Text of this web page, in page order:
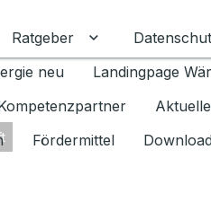
Ratgeber Untermenü für
neu Landingpage
Fördermittel